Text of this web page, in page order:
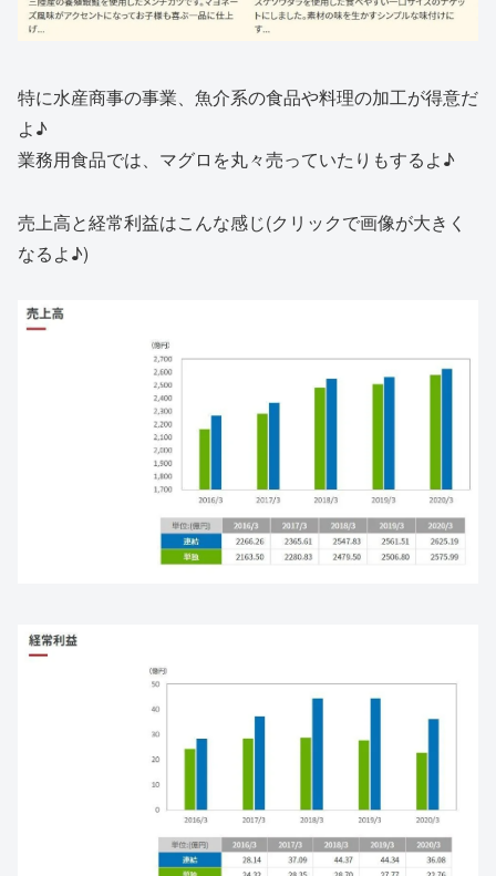
特に水産商事の事業、魚介系の食品や料理の加工が得意だ
よ♪
業務用食品では、マグロを丸々売っていたりもするよ♪
売上高と経常利益はこんな感じ(クリックで画像が大きく
なるよ♪)